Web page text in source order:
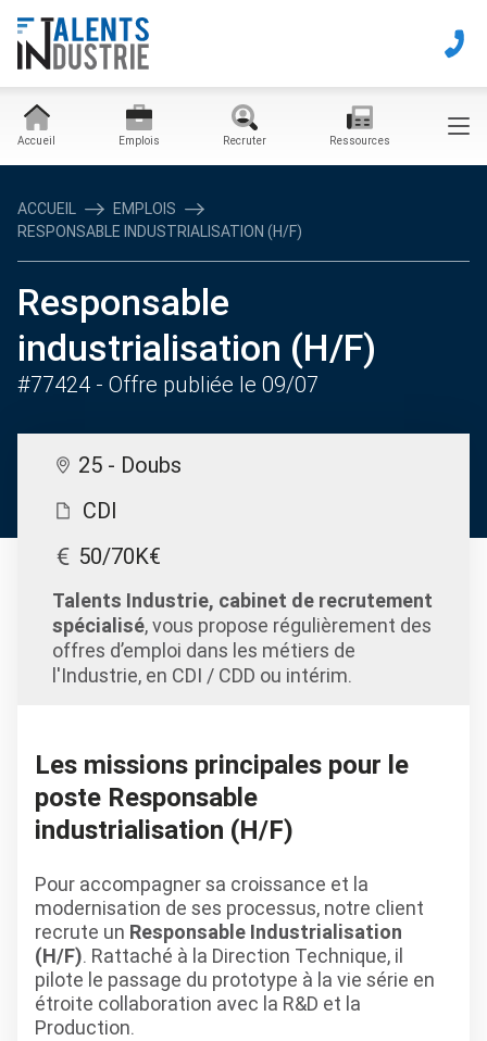
Accueil Emplois Recruter Ressources
ACCUEIL
EMPLOIS
RESPONSABLE INDUSTRIALISATION (H/F)
Responsable
industrialisation (H/F)
#77424 - Offre publiée le 09/07
25 - Doubs
CDI
50/70K€
Talents Industrie, cabinet de recrutement
spécialisé, vous propose régulièrement des
offres d’emploi dans les métiers de
l'Industrie, en CDI / CDD ou intérim.
Les missions principales pour le
poste Responsable
industrialisation (H/F)
Pour accompagner sa croissance et la
modernisation de ses processus, notre client
recrute un Responsable Industrialisation
(H/F). Rattaché à la Direction Technique, il
pilote le passage du prototype à la vie série en
étroite collaboration avec la R&D et la
Production.